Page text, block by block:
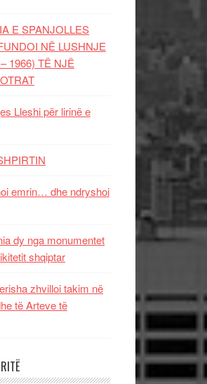
E SPANJOLLES
NË LUSHNJE
1966) TË NJË
Lleshi për lirinë e
emrin… dhe ndryshoi
dy nga monumentet
shqiptar
zhvilloi takim në
të Arteve të